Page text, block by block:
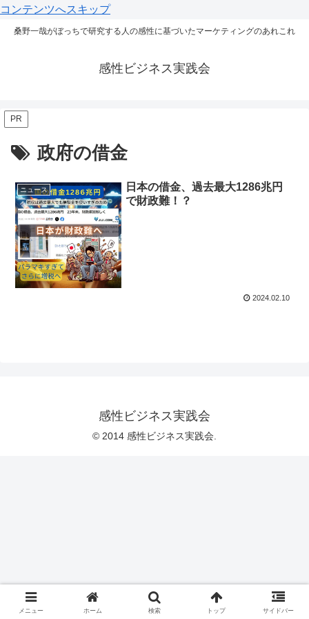
コンテンツへスキップ
桑野一哉がぼっちで研究する人の感性に基づいたマーケティングのあれこれ
感性ビジネス実践会
PR
政府の借金
ニュース
日本の借金、過去最大1286兆円
で財政難！？
2024.02.10
感性ビジネス実践会
© 2014 感性ビジネス実践会.
メニュー ホーム 検索 トップ サイドバー